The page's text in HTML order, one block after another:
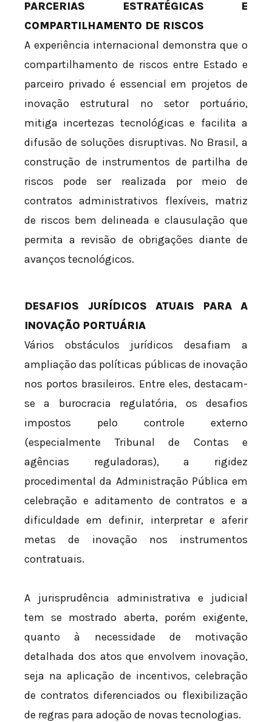
PARCERIAS ESTRATÉGICAS E
COMPARTILHAMENTO DE RISCOS
A experiência internacional demonstra que o
compartilhamento de riscos entre Estado e
parceiro privado é essencial em projetos de
inovação estrutural no setor portuário,
mitiga incertezas tecnológicas e facilita a
difusão de soluções disruptivas. No Brasil, a
construção de instrumentos de partilha de
riscos pode ser realizada por meio de
contratos administrativos flexíveis, matriz
de riscos bem delineada e clausulação que
permita a revisão de obrigações diante de
avanços tecnológicos.
DESAFIOS JURÍDICOS ATUAIS PARA A
INOVAÇÃO PORTUÁRIA
Vários obstáculos jurídicos desafiam a
ampliação das políticas públicas de inovação
nos portos brasileiros. Entre eles, destacam-
se a burocracia regulatória, os desafios
impostos pelo controle externo
(especialmente Tribunal de Contas e
agências reguladoras), a rigidez
procedimental da Administração Pública em
celebração e aditamento de contratos e a
dificuldade em definir, interpretar e aferir
metas de inovação nos instrumentos
contratuais.
A jurisprudência administrativa e judicial
tem se mostrado aberta, porém exigente,
quanto à necessidade de motivação
detalhada dos atos que envolvem inovação,
seja na aplicação de incentivos, celebração
de contratos diferenciados ou flexibilização
de regras para adoção de novas tecnologias.